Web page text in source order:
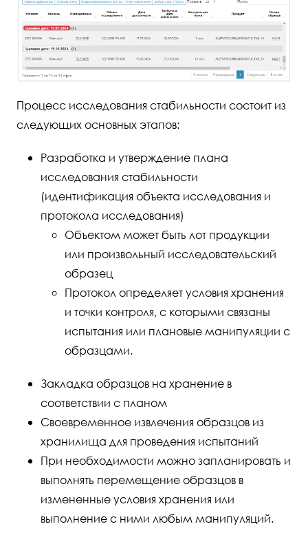
Процесс исследования стабильности состоит из
следующих основных этапов:
Разработка и утверждение плана
исследования стабильности
(идентификация объекта исследования и
протокола исследования)
Объектом может быть лот продукции
или произвольный исследовательский
образец
Протокол определяет условия хранения
и точки контроля, с которыми связаны
испытания или плановые манипуляции с
образцами.
Закладка образцов на хранение в
соответствии с планом
Своевременное извлечения образцов из
хранилища для проведения испытаний
При необходимости можно запланировать и
выполнять перемещение образцов в
измененные условия хранения или
выполнение с ними любым манипуляций.